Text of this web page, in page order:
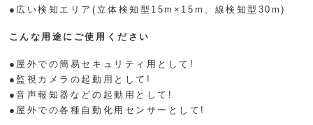
●広い検知エリア(立体検知型15m×15m、線検知型30m)
こんな用途にご使用ください
●屋外での簡易セキュリティ用として!
●監視カメラの起動用として!
●音声報知器などの起動用として!
●屋外での各種自動化用センサーとして!